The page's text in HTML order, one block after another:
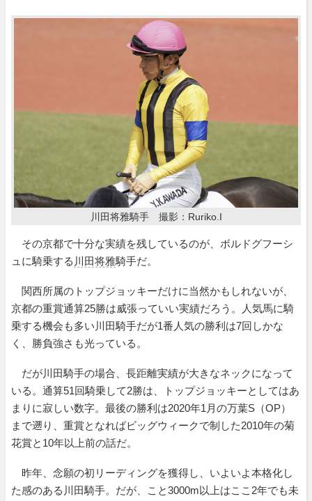
川田将雅騎手 撮影：Ruriko.I
その京都で十分な実績を残しているのが、ボルドグフーシ
ュに騎乗する 川田将雅騎手だ。
関西所属のトップジョッキーだけに当然かもしれないが、
京都の重賞通算25勝は威張っていい実績だろう。人気馬に騎
乗する機会も多い川田騎手だが1番人気の勝利は7回しかな
く、勝負強さも光っている。
だが川田騎手の場合、長距離実績が大きなネックになって
いる。通算51回騎乗して2勝は、トップジョッキーとしてはあ
まりに寂しい数字。最後の勝利は2020年1月の万葉S（OP）
まで遡り、重賞となればビッグウィークで制した2010年の菊
花賞と10年以上前の話だ。
昨年、念願の初リーディングを獲得し、いよいよ本格化し
た感のある川田騎手。だが、こと3000m以上はここ2年でも未